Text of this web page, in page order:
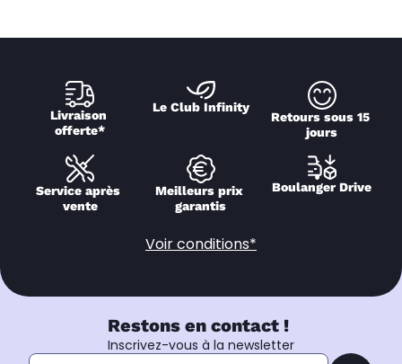
Livraison
offerte*
Le Club Infinity
Retours sous 15
jours
Service après
vente
Meilleurs prix
garantis
Boulanger Drive
Voir conditions*
Restons en contact !
Inscrivez-vous à la newsletter